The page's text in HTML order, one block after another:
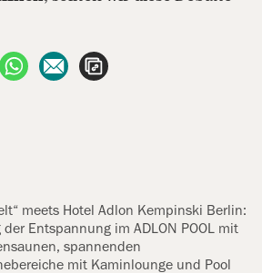
teilen
auf X teilenper WhatsApp teilen
per E-Mail teilen
meets Hotel Adlon Kempinski Berlin:
der ‍Entspannung im ADLON POOL mit
‍spannenden
mit Kaminlounge und Pool